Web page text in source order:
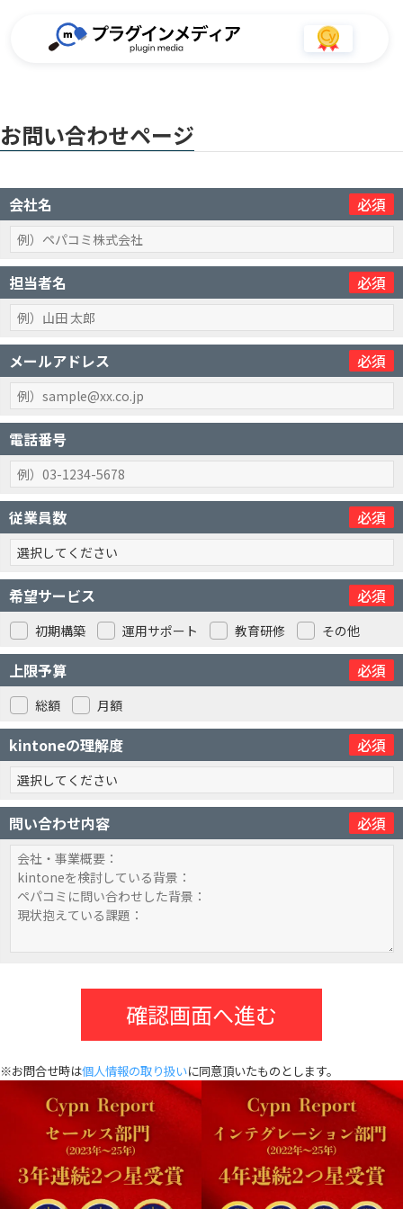
お問い合わせページ
会社名 必須
担当者名 必須
メールアドレス 必須
電話番号
従業員数 必須
希望サービス 必須
初期構築 運用サポート 教育研修 その他
上限予算 必須
総額 月額
kintoneの理解度 必須
問い合わせ内容 必須
※お問合せ時は個人情報の取り扱いに同意頂いたものとします。